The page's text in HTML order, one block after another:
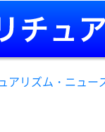
アリズム・ニュー